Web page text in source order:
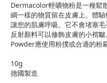
Dermacolor輕礦物粉是一種鬆
綢一樣的物質留在皮膚上。體
讓您的肌膚呼吸。它不會堵塞
反射顏料可以修飾皮膚的小褶
Powder應使用粉撲或合適的粉
10g
德國製造